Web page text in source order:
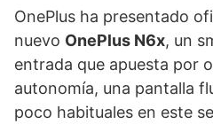
OnePlus ha presentado
nuevo OnePlus N6x, un
entrada que apuesta por
autonomía, una pantalla
poco habituales en este